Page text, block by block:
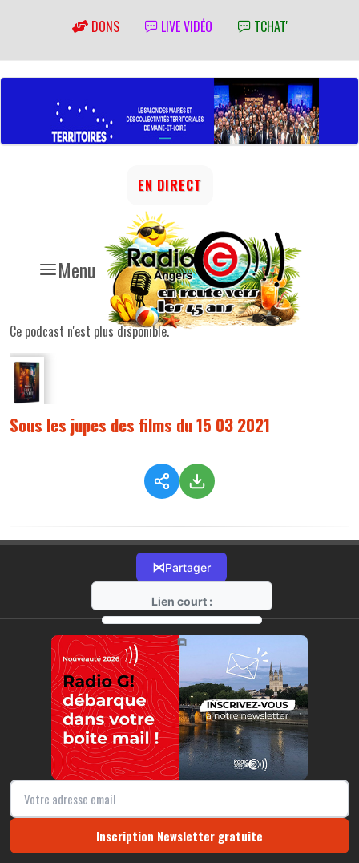
DONS LIVE VIDÉO TCHAT'
Menu
EN DIRECT
Ce podcast n'est plus disponible.
Sous les jupes des films du 15 03 2021
⋈Partager
Lien court :
https://radio-g.fr?4203
⧉
Inscription Newsletter gratuite